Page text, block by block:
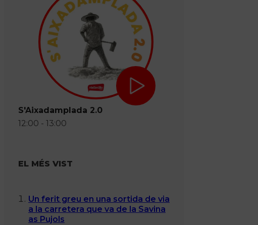
S'Aixadamplada 2.0
12:00 - 13:00
EL MÉS VIST
Un ferit greu en una sortida de via
a la carretera que va de la Savina
as Pujols